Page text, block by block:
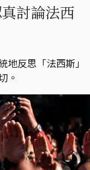
討論法西
反思「法西斯」
。